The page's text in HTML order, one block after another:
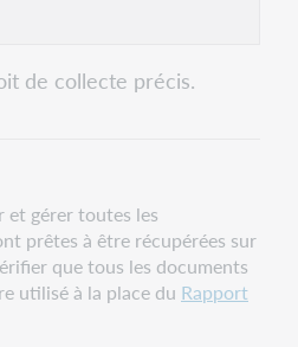
de collecte précis.
et gérer toutes les
prêtes à être récupérées sur
que tous les documents
utilisé à la place du Rapport